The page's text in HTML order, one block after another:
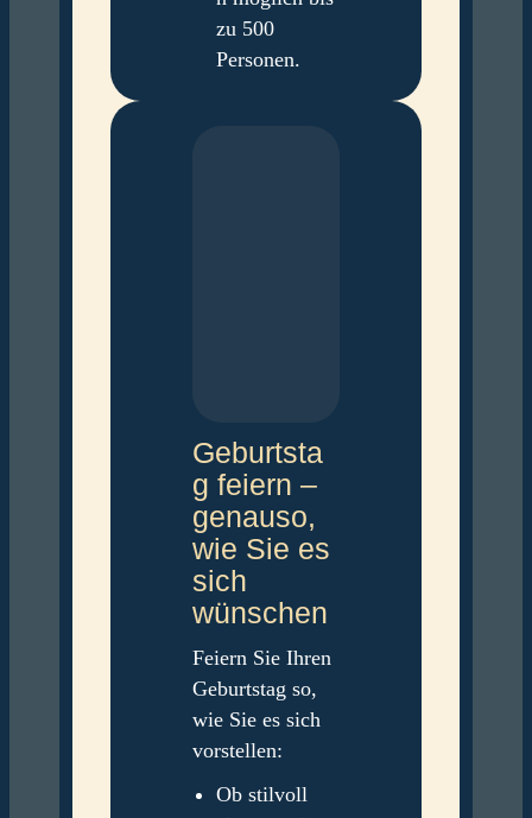
zu 500
Personen.
Geburtsta
g feiern –
genauso,
wie Sie es
sich
wünschen
Feiern Sie Ihren
Geburtstag so,
wie Sie es sich
vorstellen:
Ob stilvoll